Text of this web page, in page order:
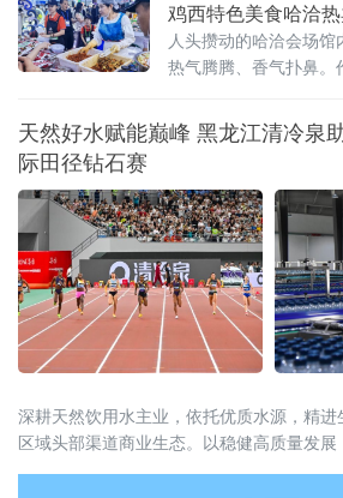
鸡西特色美食哈洽
卡尝鲜”
人头攒动的哈洽会场
热气腾腾、香气扑鼻。
注，直径近一米的超
正花戴着卫生手套，现
早到晚始终客流爆满。
迷专属福利暖心上线展
美的鸡西大冷面、窖缸
叠，明码标价的菜
天然好水赋能巅峰 黑龙江清冷泉
际田径钻石赛
深耕天然饮用水主业，依托优质水源，精
区域头部渠道商业生态。以稳健高质量发